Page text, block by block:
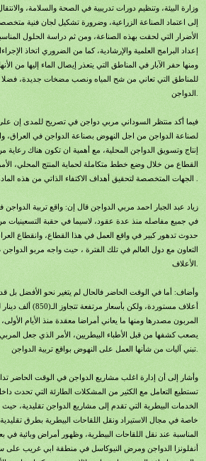
وزارة البيئة، وتنظيم دورات تدريبية في الصحة والسلامة،
إلى اعتماد الصناعة الزراعية، وضرورة تشكيل لجان فنية
الأضرار التي لحقت بهذه الصناعة، ومن ثم دراسة الحلول
إعداد البرامج العلمية والإرشادية، كما من الضروري اتخاذ
ومنها حفر الآبار في المناطق التي يتعذر إيصال الماء إليها من
للمناطق التي تعاني من شح المياه ونصب مضخات جديدة،
الدواجن.
فيما أكد منتظر السوداني مربي دواجن في تصريح للمدى إن
لصناعة الدواجن من اجل النهوض بصناعة الدواجن في العراق،
إنتاج وتسويق الدواجن المحلية، مع أهمية ان تكون هناك رعاية
القطاع من خلال وضع خطط متكاملة لحماية المنتج المحلي،
الجهات المتخصصة لتحقيق أهداف الاكتفاء الذاتي من هذه المادة .
زياد عبد الجبار احمد مربي الدواجن قال إن: واقع تربية
في جميع مفاصله منذ عدة عقود، لاسيما في حقبة التسعينيات
حدوث تدهور كبير في واقع العمل في هذا القطاع، وانقطاع
التعاون مع دول العالم في تلك الفترة ، حيث واجه مربو
الأعلاف.
وأضاف: أما في الوقت الحاضر فالحال لم يتغير نحو الأفضل بل
أعلاف مستوردة، ولكن
المربون مصدرها ومنها ما يعاني أمراضا معقدة منذ الأيام
يصعب كشفها من قبل الأطباء البيطريين، الأمر الذي جعل
تبني آليات من شأنها العمل على النهوض بواقع تربية الدواجن.
وأشار إلى أن إدارة اغلب مشاريع الدواجن في الوقت الحاضر
تستطيع التعامل مع الكثير من المشكلات الطارئة التي تحدث
الخدمات البيطرية التي تقدم إلى مشاريع الدواجن تقليدية،
خاصة في مجال الاستيراد ونقل اللقاحات البيطرية بطرق
المناسبة عند نقل اللقاحات البيطرية، وظهور أمراض وبائية
أنفلونزا الدواجن ومرض النيوكاسل في منطقة ابي غريب على